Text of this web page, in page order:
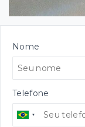
Nome
Telefone